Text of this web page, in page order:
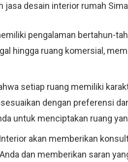
desain interior rumah
pengalaman bertahun-
hingga ruang komersial,
setiap ruang memiliki
dengan preferensi
untuk menciptakan ruang
akan memberikan
dan memberikan saran